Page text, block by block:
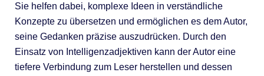
Sie helfen dabei, komplexe Ideen in verständliche
Konzepte zu übersetzen und ermöglichen es dem Autor,
seine Gedanken präzise auszudrücken. Durch den
Einsatz von Intelligenzadjektiven kann der Autor eine
tiefere Verbindung zum Leser herstellen und dessen